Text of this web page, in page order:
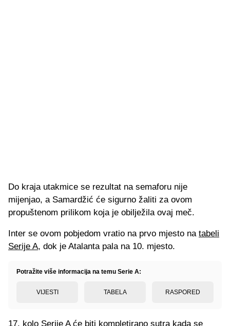
Do kraja utakmice se rezultat na semaforu nije
mijenjao, a Samardžić će sigurno žaliti za ovom
propuštenom prilikom koja je obilježila ovaj meč.
Inter se ovom pobjedom vratio na prvo mjesto na tabeli
Serije A, dok je Atalanta pala na 10. mjesto.
Potražite više informacija na temu Serie A:
VIJESTI TABELA RASPORED
17. kolo Serije A će biti kompletirano sutra kada se